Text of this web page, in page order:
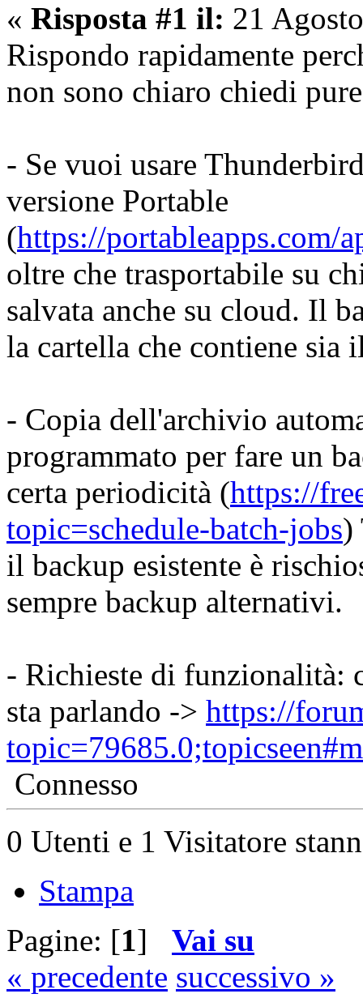
« Risposta #1 il: 21
Rispondo rapidamente
non sono chiaro chiedi
- Se vuoi usare
versione Portable
(https://portableapps.com/
oltre che trasportabile su
salvata anche su cloud. Il
la cartella che contiene sia
- Copia dell'archivio
programmato per fare un
certa periodicità (https://
topic=schedule-batch-jobs)
il backup esistente è
sempre backup alternativi.
- Richieste di funzionalità:
sta parlando -> https://
Connesso
0 Utenti e 1 Visitatore
Stampa
Pagine: [1] Vai su
« precedente successivo »